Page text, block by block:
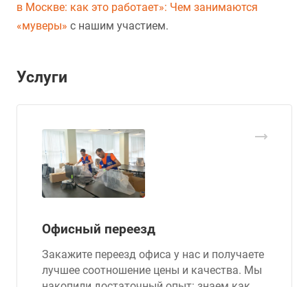
в Москве: как это работает»: Чем занимаются
«муверы» с нашим участием.
Услуги
Офисный переезд
Закажите переезд офиса у нас и получаете
лучшее соотношение цены и качества. Мы